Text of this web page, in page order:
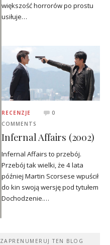
większość horrorów po prostu
usiłuje…
RECENZJE
0
COMMENTS
Infernal Affairs (2002)
Infernal Affairs to przebój.
Przebój tak wielki, że 4 lata
później Martin Scorsese wpuścił
do kin swoją wersję pod tytułem
Dochodzenie.…
ZAPRENUMERUJ TEN BLOG